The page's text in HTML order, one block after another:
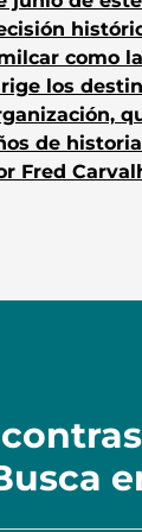
como
los
de
Fred